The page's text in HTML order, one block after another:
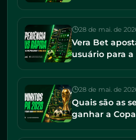
28 de mai. de
Vera Bet
usuário para
28 de mai. de
Quais são as
ganhar a